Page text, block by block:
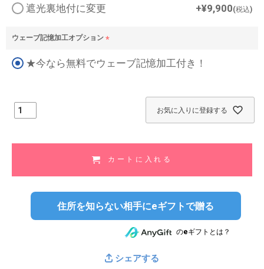
遮光裏地付に変更 +¥9,900 税込
ウェーブ記憶加工オプション
必
★今なら無料でウェーブ記憶加工付き！
お気に入りに登録する
カートに入れる
住所を知らない相手にeギフトで贈る
のeギフトとは？
シェアする